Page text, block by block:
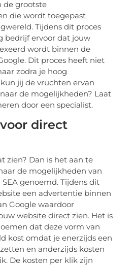
de grootste
die wordt toegepast
Tijdens dit proces
bedrijf ervoor dat jouw
wordt binnen de
Dit proces heeft niet
zodra je hoog
jij de vruchten ervan
de mogelijkheden? Laat
door een specialist.
direct
zien? Dan is het aan te
de mogelijkheden van
SEA genoemd. Tijdens dit
een advertentie binnen
Google waardoor
website direct zien. Het is
dat deze vorm van
kost omdat je enerzijds een
en anderzijds kosten
De kosten per klik zijn